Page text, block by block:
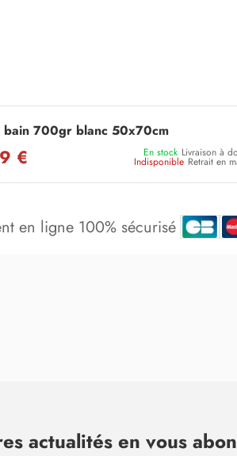
bain 700gr blanc 50x70cm
€ En stock Livraison à
Indisponible Retrait en
en ligne 100% sécurisé
actualités en vous